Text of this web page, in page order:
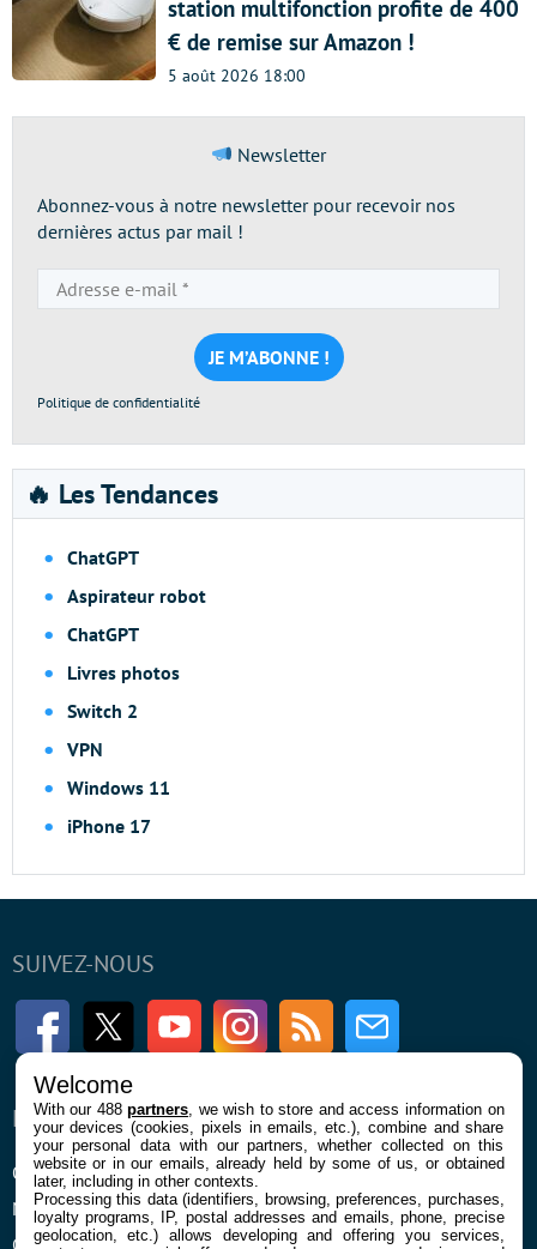
station multifonction profite de 400
€ de remise sur Amazon !
5 août 2026 18:00
Newsletter
Abonnez-vous à notre newsletter pour recevoir nos
dernières actus par mail !
e-
mail
*
Politique de confidentialité
🔥 Les Tendances
ChatGPT
Aspirateur robot
ChatGPT
Livres photos
Switch 2
VPN
Windows 11
iPhone 17
SUIVEZ-NOUS
FacebookTwitter Youtube InstagramRSS Newsletter
ENTREPRISE
Qui sommes nous
Mentions légales et CGU
Confidentialité et Cookies
À PROPOS
La rédaction
Contact
Welcome
With our 488partners , we wish to store and access information on
your devices (cookies, pixels in emails, etc.), combine and share
your personal data with our partners, whether collected on this
website or in our emails, already held by some of us, or obtained
later, including in other contexts.
Processing this data (identifiers, browsing, preferences, purchases,
loyalty programs, IP, postal addresses and emails, phone, precise
geolocation, etc.) allows developing and offering you services,